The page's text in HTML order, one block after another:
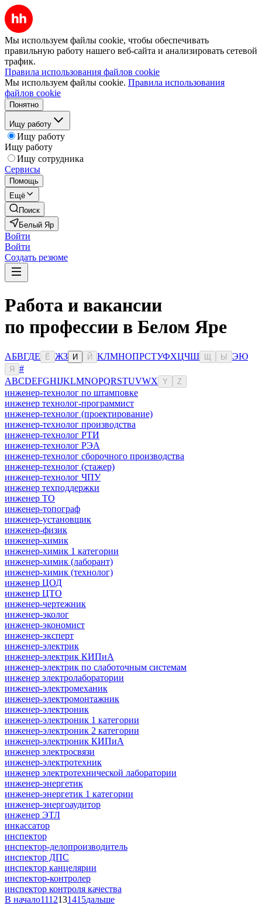
Мы используем файлы cookie, чтобы обеспечивать
правильную работу нашего веб-сайта и анализировать сетевой
трафик.
Правила использования файлов cookie
Мы используем файлы cookie. Правила использования
файлов cookie
Понятно
Ищу работу
Ищу работу
Ищу работу
Ищу сотрудника
Сервисы
Помощь
Ещё
Поиск
Белый Яр
Войти
Войти
Создать резюме
Работа и вакансии
по профессии в Белом Яре
АБВГДЕ Ё ЖЗ И Й КЛМНОПРСТУФХЦЧШ Ы ЭЮ
Я
#
ABCDEFGHIJKLMNOPQRSTUVWX Y Z
инженер-технолог по штамповке
инженер технолог-программист
инженер-технолог (проектирование)
инженер-технолог производства
инженер-технолог РТИ
инженер-технолог РЭА
инженер-технолог сборочного производства
инженер-технолог (стажер)
инженер-технолог ЧПУ
инженер техподдержки
инженер ТО
инженер-топограф
инженер-установщик
инженер-физик
инженер-химик
инженер-химик 1 категории
инженер-химик (лаборант)
инженер-химик (технолог)
инженер ЦОД
инженер ЦТО
инженер-чертежник
инженер-эколог
инженер-экономист
инженер-эксперт
инженер-электрик
инженер-электрик КИПиА
инженер-электрик по слаботочным системам
инженер электролаборатории
инженер-электромеханик
инженер-электромонтажник
инженер-электроник
инженер-электроник 1 категории
инженер-электроник 2 категории
инженер-электроник КИПиА
инженер электросвязи
инженер-электротехник
инженер электротехнической лаборатории
инженер-энергетик
инженер-энергетик 1 категории
инженер-энергоаудитор
инженер ЭТЛ
инкассатор
инспектор
инспектор-делопроизводитель
инспектор ДПС
инспектор канцелярии
инспектор-контролер
инспектор контроля качества
В начало1112131415дальше